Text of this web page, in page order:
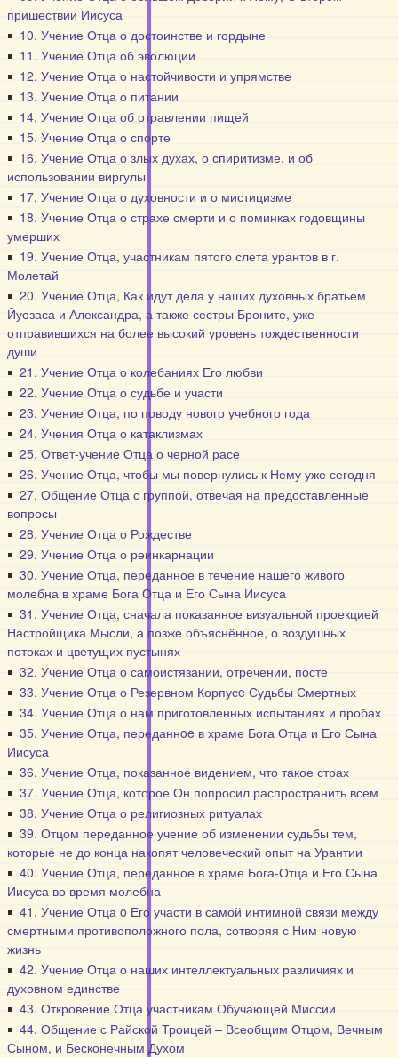
пришествии Иисуса
10. Учение Отца о достоинстве и гордыне
11. Учение Отца об эволюции
12. Учение Отца о настойчивости и упрямстве
13. Учение Отца о питании
14. Учение Отца об отравлении пищей
15. Учение Отца о спорте
16. Учение Отца о злых духах, о спиритизме, и об
использовании виргулы
17. Учение Отца о духовности и о мистицизме
18. Учение Отца о страхе смерти и о поминках годовщины
умерших
19. Учение Отца, участникам пятого слета урантов в г.
Молетай
20. Учение Отца, Как идут дела у наших духовных братьем
Йуозаса и Александра, а также сестры Броните, уже
отправившихся на более высокий уровень тождественности
души
21. Учение Отца о колебаниях Его любви
22. Учение Отца о судьбе и участи
23. Учение Отца, по поводу нового учебного года
24. Учения Отца о катаклизмах
25. Ответ-учение Отца о черной расе
26. Учение Отца, чтобы мы повернулись к Нему уже сегодня
27. Общение Отца с группой, отвечая на предоставленные
вопросы
28. Учение Отца о Рождестве
29. Учение Отца о реинкарнации
30. Учение Отца, переданное в течение нашего живого
молебна в храме Бога Отца и Его Сына Иисуса
31. Учение Отца, сначала показанное визуальной проекцией
Настройщика Мысли, а позже объяснённое, о воздушных
потоках и цветущих пустынях
32. Учение Отца о самоистязании, отречении, посте
33. Учение Отца о Резервном Корпусe Судьбы Смертных
34. Учение Отца о нам приготовленных испытаниях и пробах
35. Учение Отца, переданнoe в храме Бога Отца и Его Сына
Иисуса
36. Учение Отца, показанное видением, что такое страх
37. Учение Отца, которое Он попросил распространить всем
38. Учение Отца о религиозных ритуалах
39. Отцом переданное учение об изменении судьбы тем,
которые не до конца накопят человеческий опыт на Урантии
40. Учение Отца, переданное в храме Бога-Отца и Его Сына
Иисуса во время молебна
41. Учение Отца o Его участи в самой интимной связи между
смертными противоположного пола, сотворяя с Ним новую
жизнь
42. Учение Отца о наших интеллектуальных различиях и
духовном единстве
43. Откровение Отца участникам Обучающей Миссии
44. Общение с Райской Троицей – Всеобщим Отцом, Вечным
Сыном, и Бесконечным Духом